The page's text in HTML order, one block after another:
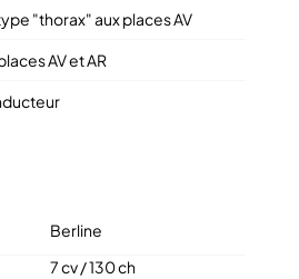
"thorax" aux places AV
AV et AR
Berline
7 cv/130 ch